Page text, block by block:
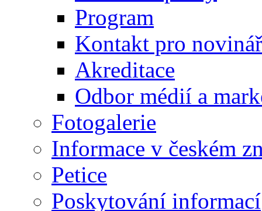
Program
Kontakt pro
Akreditace
Odbor médií a
Fotogalerie
Informace v českém
Petice
Poskytování informací